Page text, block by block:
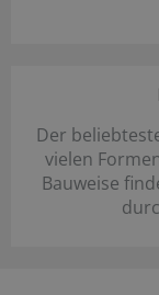
Der
vielen
Bauweise